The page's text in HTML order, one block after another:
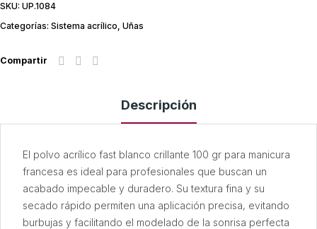
SKU: UP.1084
Categorías: Sistema acrílico, Uñas
Compartir
Descripción
El polvo acrílico fast blanco crillante 100 gr para manicura
francesa es ideal para profesionales que buscan un
acabado impecable y duradero. Su textura fina y su
secado rápido permiten una aplicación precisa, evitando
burbujas y facilitando el modelado de la sonrisa perfecta